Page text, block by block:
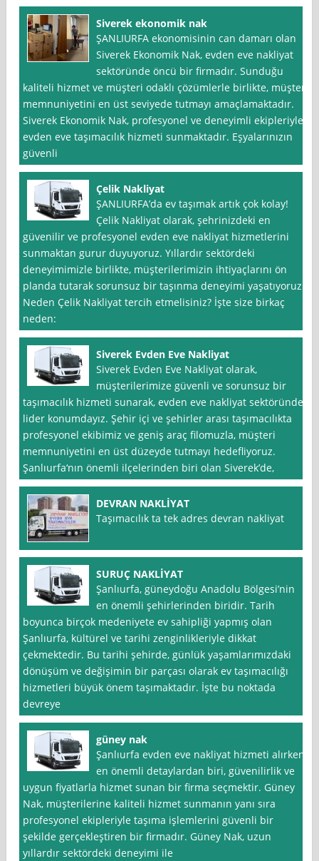
Siverek ekonomik nak
ŞANLIURFA ekonomisinin can damarı olan
Siverek Ekonomik Nak, evden eve nakliyat
sektöründe öncü bir firmadır. Sunduğu
kaliteli hizmet ve müşteri odaklı çözümlerle birlikte, müşteri
memnuniyetini en üst seviyede tutmayı amaçlamaktadır.
Siverek Ekonomik Nak, profesyonel ve deneyimli ekipleriyle
evden eve taşımacılık hizmeti sunmaktadır. Eşyalarınızın
güvenli
Çelik Nakliyat
ŞANLIURFA’da ev taşımak artık çok kolay!
Çelik Nakliyat olarak, şehrinizdeki en
güvenilir ve profesyonel evden eve nakliyat hizmetlerini
sunmaktan gurur duyuyoruz. Yıllardır sektördeki
deneyimimizle birlikte, müşterilerimizin ihtiyaçlarını ön
planda tutarak sorunsuz bir taşınma deneyimi yaşatıyoruz.
Neden Çelik Nakliyat tercih etmelisiniz? İşte size birkaç
neden:
Siverek Evden Eve Nakliyat
Siverek Evden Eve Nakliyat olarak,
müşterilerimize güvenli ve sorunsuz bir
taşımacılık hizmeti sunarak, evden eve nakliyat sektöründe
lider konumdayız. Şehir içi ve şehirler arası taşımacılıkta
profesyonel ekibimiz ve geniş araç filomuzla, müşteri
memnuniyetini en üst düzeyde tutmayı hedefliyoruz.
Şanlıurfa‘nın önemli ilçelerinden biri olan Siverek’de,
DEVRAN NAKLİYAT
Taşımacılık ta tek adres devran nakliyat
SURUÇ NAKLİYAT
Şanlıurfa, güneydoğu Anadolu Bölgesi’nin
en önemli şehirlerinden biridir. Tarih
boyunca birçok medeniyete ev sahipliği yapmış olan
Şanlıurfa, kültürel ve tarihi zenginlikleriyle dikkat
çekmektedir. Bu tarihi şehirde, günlük yaşamlarımızdaki
dönüşüm ve değişimin bir parçası olarak ev taşımacılığı
hizmetleri büyük önem taşımaktadır. İşte bu noktada
devreye
güney nak
Şanlıurfa evden eve nakliyat hizmeti alırken
en önemli detaylardan biri, güvenilirlik ve
uygun fiyatlarla hizmet sunan bir firma seçmektir. Güney
Nak, müşterilerine kaliteli hizmet sunmanın yanı sıra
profesyonel ekipleriyle taşıma işlemlerini güvenli bir
şekilde gerçekleştiren bir firmadır. Güney Nak, uzun
yıllardır sektördeki deneyimi ile